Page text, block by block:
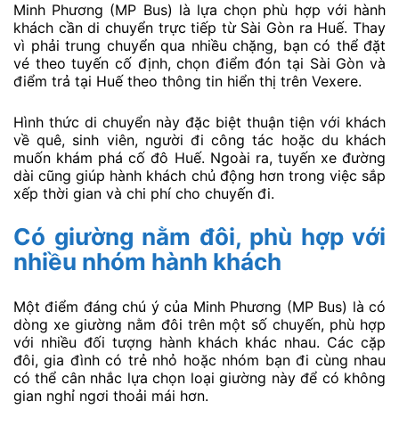
Minh Phương (MP Bus) là lựa chọn phù hợp với hành
khách cần di chuyển trực tiếp từ Sài Gòn ra Huế. Thay
vì phải trung chuyển qua nhiều chặng, bạn có thể đặt
vé theo tuyến cố định, chọn điểm đón tại Sài Gòn và
điểm trả tại Huế theo thông tin hiển thị trên Vexere.
Hình thức di chuyển này đặc biệt thuận tiện với khách
về quê, sinh viên, người đi công tác hoặc du khách
muốn khám phá cố đô Huế. Ngoài ra, tuyến xe đường
dài cũng giúp hành khách chủ động hơn trong việc sắp
xếp thời gian và chi phí cho chuyến đi.
Có giường nằm đôi, phù hợp với
nhiều nhóm hành khách
Một điểm đáng chú ý của Minh Phương (MP Bus) là có
dòng xe giường nằm đôi trên một số chuyến, phù hợp
với nhiều đối tượng hành khách khác nhau. Các cặp
đôi, gia đình có trẻ nhỏ hoặc nhóm bạn đi cùng nhau
có thể cân nhắc lựa chọn loại giường này để có không
gian nghỉ ngơi thoải mái hơn.